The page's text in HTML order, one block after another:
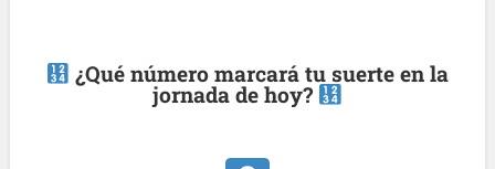
¿Qué número marcará tu suerte en la
jornada de hoy?